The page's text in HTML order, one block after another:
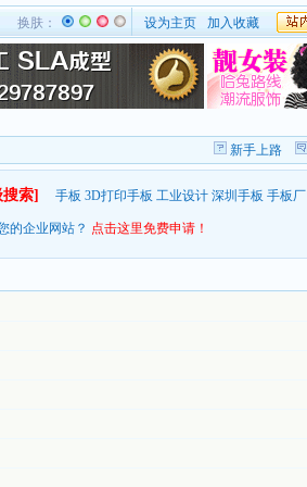
换肤： 设为主页 加入收藏
新手上路
搜索] 手板 3D打印手板 工业设计 深圳手板 手板厂
的企业网站？ 点击这里免费申请！